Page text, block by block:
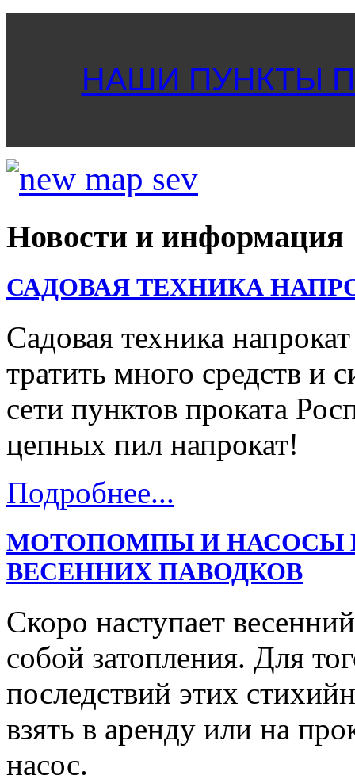
НАШИ ПУНКТЫ
Новости и информация
САДОВАЯ ТЕХНИКА
Садовая техника
тратить много средств и
сети пунктов проката
цепных пил напрокат!
Подробнее...
МОТОПОМПЫ И НАСОСЫ
ВЕСЕННИХ ПАВОДКОВ
Скоро наступает
собой затопления. Для
последствий этих
взять в аренду или на
насос.